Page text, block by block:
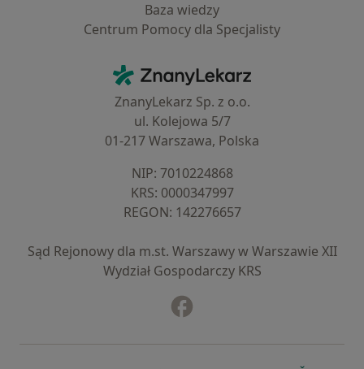
Baza wiedzy
Centrum Pomocy dla Specjalisty
ZnanyLekarz - Strona główna
ZnanyLekarz Sp. z o.o.
ul. Kolejowa 5/7
01-217 Warszawa, Polska
NIP: ⁠7010224868
KRS: ⁠0000347997
REGON: ⁠142276657
Sąd Rejonowy dla m.st. Warszawy w Warszawie XII
Wydział Gospodarczy KRS